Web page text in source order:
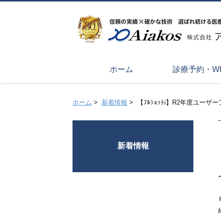
ホーム 診療予約・
ホーム > 新着情報 > 【ﾌﾙｼｮｯﾄi】R2年度ユーザ
新着情報